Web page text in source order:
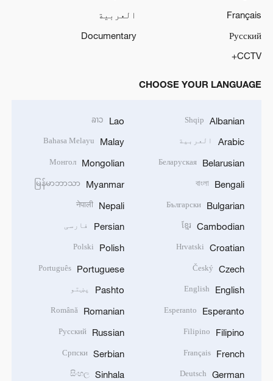
Français
العربية
Русский
Documentary
CCTV+
CHOOSE YOUR LANGUAGE
Albanian
Shqip
Arabic العربية
Belarusian
Беларуская
Bengali
বাংলা
Bulgarian
Български
Cambodian
ខ្មែរ
Croatian
Hrvatski
Czech
Český
English
English
Esperanto
Esperanto
Filipino
Filipino
French
Français
German
Deutsch
Lao
ລາວ
Malay
Bahasa Melayu
Mongolian
Монгол
Myanmar
မြန်မာဘာသာ
Nepali
नेपाली
Persian فارسی
Polish
Polski
Portuguese
Português
Pashto پښتو
Romanian
Română
Russian
Русский
Serbian
Српски
Sinhala
සිංහල